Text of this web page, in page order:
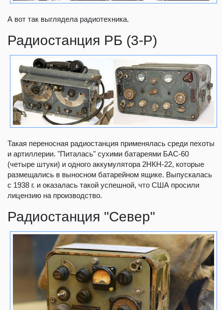
А вот так выглядела радиотехника.
Радиостанция РБ (3-Р)
Такая переносная радиостанция применялась среди пехоты
и артиллерии. "Питалась" сухими батареями БАС-60
(четыре штуки) и одного аккумулятора 2НКН-22, которые
размещались в выносном батарейном ящике. Выпускалась
с 1938 г. и оказалась такой успешной, что США просили
лицензию на производство.
Радиостанция "Север"